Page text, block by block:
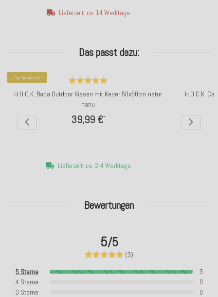
Bewertungen
5/5
(3)
5 Sterne
3
4 Sterne
0
3 Sterne
0
Lieferzeit: ca. 14 Werktage
Das passt dazu:
Top bewertet
H.O.C.K. Baba Outdoor Kissen mit Keder 50x50cm natur
nanu
39,99 €*
Lieferzeit: ca. 2-4 Werktage
H.O.C.K.